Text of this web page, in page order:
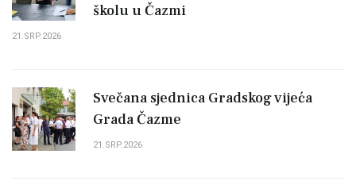
školu u Čazmi
21.SRP.2026
Svečana sjednica Gradskog vijeća
Grada Čazme
21.SRP.2026